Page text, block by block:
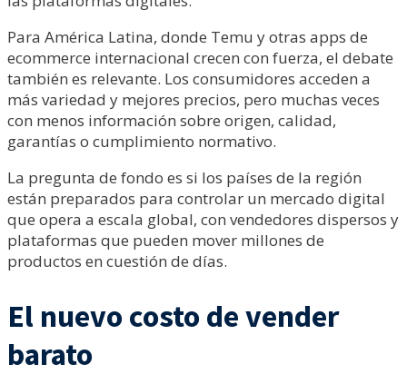
Para América Latina, donde Temu y otras apps de
ecommerce internacional crecen con fuerza, el debate
también es relevante. Los consumidores acceden a
más variedad y mejores precios, pero muchas veces
con menos información sobre origen, calidad,
garantías o cumplimiento normativo.
La pregunta de fondo es si los países de la región
están preparados para controlar un mercado digital
que opera a escala global, con vendedores dispersos y
plataformas que pueden mover millones de
productos en cuestión de días.
El nuevo costo de vender
barato